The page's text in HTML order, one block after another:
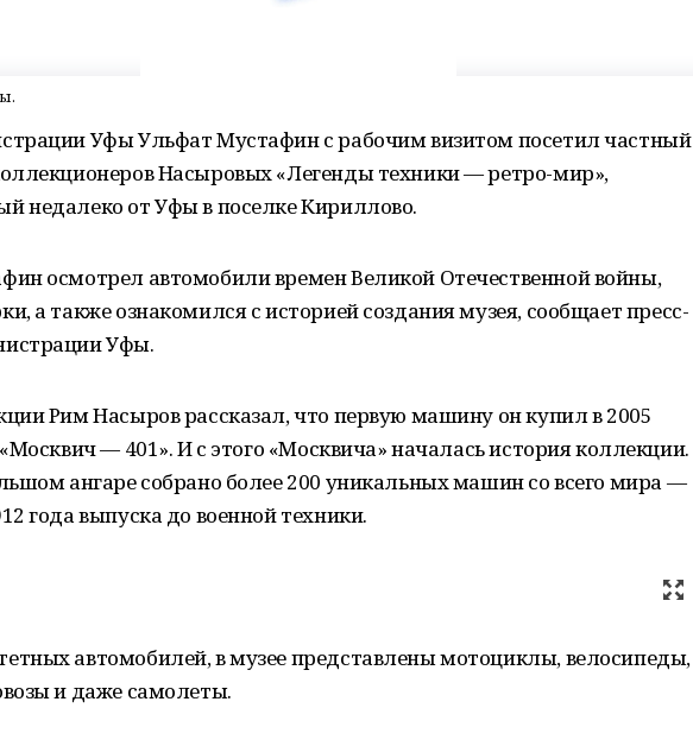
Уфы Ульфат Мустафин с рабочим визитом посетил частный
Насыровых «Легенды техники — ретро-мир»,
недалеко от Уфы в поселке Кириллово.
осмотрел автомобили времен Великой Отечественной войны,
а также ознакомился с историей создания музея, сообщает пресс-
Уфы.
Рим Насыров рассказал, что первую машину он купил в 2005
— 401». И с этого «Москвича» началась история коллекции.
ангаре собрано более 200 уникальных машин со всего мира —
года выпуска до военной техники.
автомобилей, в музее представлены мотоциклы, велосипеды,
и даже самолеты.